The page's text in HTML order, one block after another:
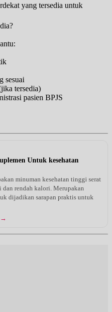
yang tersedia untuk
sesuai
tersedia)
pasien BPJS
Untuk kesehatan
minuman kesehatan tinggi serat
dan rendah kalori. Merupakan
dijadikan sarapan praktis untuk
→